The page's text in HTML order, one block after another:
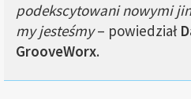
podekscytowani nowymi
my jesteśmy– powiedział
GrooveWorx.